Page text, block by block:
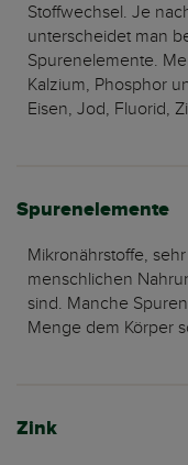
Stoffwechsel. Je
unterscheidet man
Spurenelemente.
Kalzium, Phosphor
Eisen, Jod, Fluorid,
Spurenelemente
Mikronährstoffe,
menschlichen
sind. Manche
Menge dem Körper
Zink